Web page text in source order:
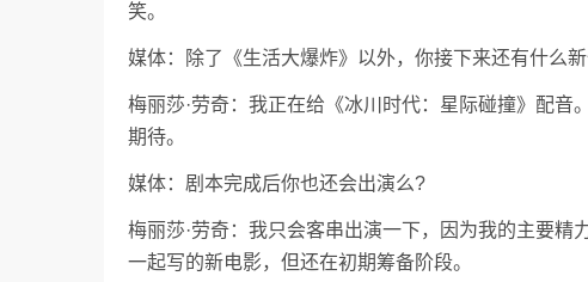
笑。
媒体：除了《生活大爆炸》以外，你接下来还有什么
梅丽莎·劳奇：我正在给《冰川时代：星际碰撞》配
期待。
媒体：剧本完成后你也还会出演么?
梅丽莎·劳奇：我只会客串出演一下，因为我的主要
一起写的新电影，但还在初期筹备阶段。